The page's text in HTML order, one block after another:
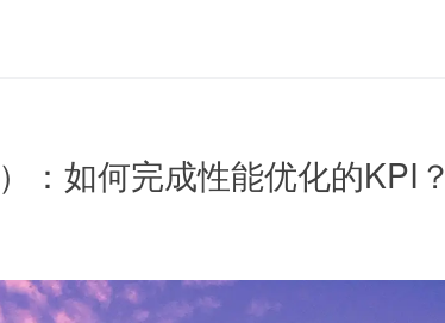
：如何完成性能优化的KPI？